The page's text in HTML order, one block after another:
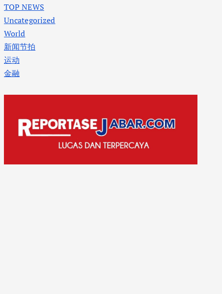
TOP NEWS
Uncategorized
World
新闻节拍
运动
金融